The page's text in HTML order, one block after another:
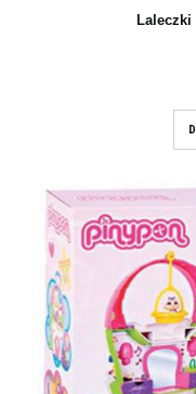
Laleczki